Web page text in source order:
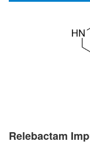
Relebactam